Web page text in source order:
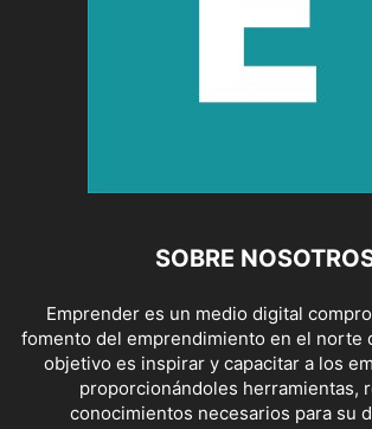
SOBRE
Emprender es un medio digital
fomento del emprendimiento en el norte
objetivo es inspirar y capacitar a los
proporcionándoles herramientas,
conocimientos necesarios para su